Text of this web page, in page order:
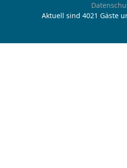
Aktuell sind 4021 Gäste